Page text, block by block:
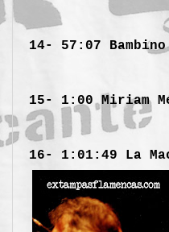
14- 57:07
15- 1:00 Miriam
16- 1:01:49 La